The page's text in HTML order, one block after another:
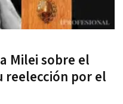
Milei sobre el
reelección por el